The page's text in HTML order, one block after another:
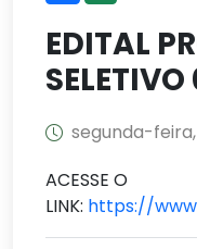
EDITAL
segunda-
ACESSE O
LINK: https://